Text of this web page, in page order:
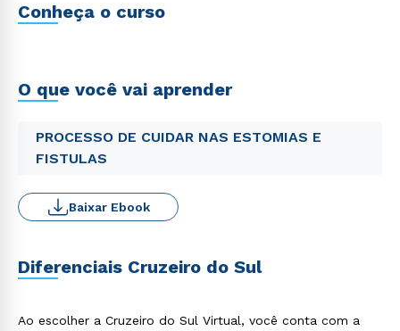
Conheça o curso
O que você vai aprender
PROCESSO DE CUIDAR NAS ESTOMIAS E
FISTULAS
Baixar Ebook
Diferenciais Cruzeiro do Sul
Ao escolher a Cruzeiro do Sul Virtual, você conta com a